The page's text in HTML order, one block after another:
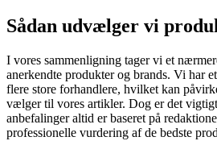
Sådan udvælger vi
I vores sammenligning tager vi et
anerkendte produkter og brands. Vi har
flere store forhandlere, hvilket kan
vælger til vores artikler. Dog er det
anbefalinger altid er baseret på
professionelle vurdering af de bedste